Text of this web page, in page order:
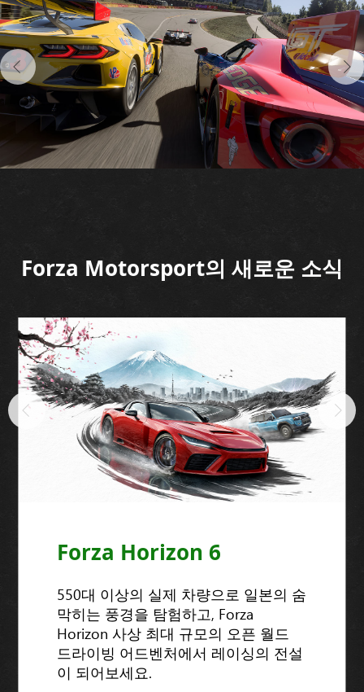
Forza Motorsport의 새로운 소식
Forza Horizon 6
550대 이상의 실제 차량으로 일본의 숨
막히는 풍경을 탐험하고, Forza
Horizon 사상 최대 규모의 오픈 월드
드라이빙 어드벤처에서 레이싱의 전설
이 되어보세요.